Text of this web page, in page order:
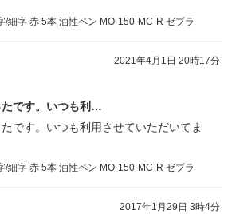
/細字 赤 5本 油性ペン MO-150-MC-R ゼブラ
2021年4月1日 20時17分
たです。いつも利…
です。いつも利用させていただいてま
/細字 赤 5本 油性ペン MO-150-MC-R ゼブラ
2017年1月29日 3時4分